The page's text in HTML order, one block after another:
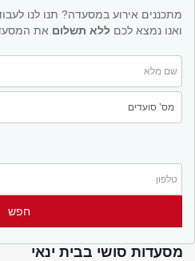
מתכננים אירוע במסעדה? תנו לנו
ואנו נמצא לכם ללא תשלום את
מסעדות סושי בבית ינאי